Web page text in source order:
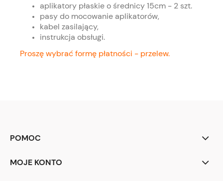
aplikatory płaskie o średnicy 15cm - 2 szt.
pasy do mocowanie aplikatorów,
kabel zasilający,
instrukcja obsługi.
Proszę wybrać formę płatności - przelew.
POMOC
MOJE KONTO